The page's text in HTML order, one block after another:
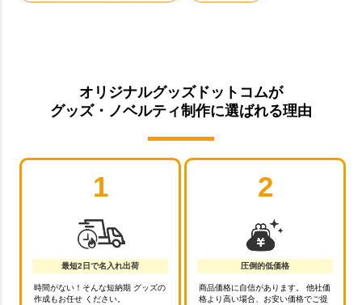
オリジナルグッズドットコムが
グッズ・ノベルティ制作に選ばれる理由
1
最短2日で名入れ出荷
時間がない！そんな短納期 グッズの
作成もお任せ ください。
2
圧倒的低価格
商品価格に自信があります。 他社価
格より高い場合、お安い価格でご提